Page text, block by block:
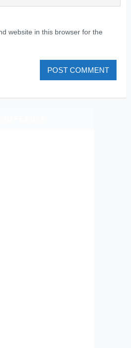
website in this browser for the